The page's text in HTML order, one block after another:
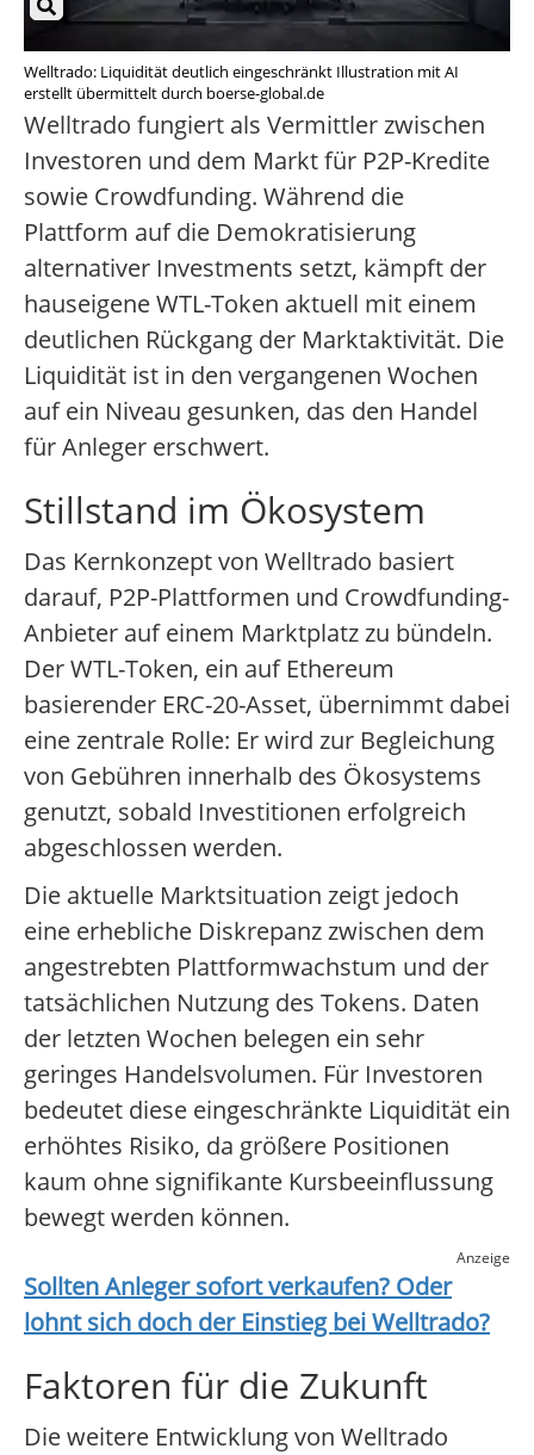
Welltrado: Liquidität deutlich eingeschränkt Illustration mit AI
erstellt übermittelt durch boerse-global.de
Welltrado fungiert als Vermittler zwischen
Investoren und dem Markt für P2P-Kredite
sowie Crowdfunding. Während die
Plattform auf die Demokratisierung
alternativer Investments setzt, kämpft der
hauseigene WTL-Token aktuell mit einem
deutlichen Rückgang der Marktaktivität. Die
Liquidität ist in den vergangenen Wochen
auf ein Niveau gesunken, das den Handel
für Anleger erschwert.
Stillstand im Ökosystem
Das Kernkonzept von Welltrado basiert
darauf, P2P-Plattformen und Crowdfunding-
Anbieter auf einem Marktplatz zu bündeln.
Der WTL-Token, ein auf Ethereum
basierender ERC-20-Asset, übernimmt dabei
eine zentrale Rolle: Er wird zur Begleichung
von Gebühren innerhalb des Ökosystems
genutzt, sobald Investitionen erfolgreich
abgeschlossen werden.
Die aktuelle Marktsituation zeigt jedoch
eine erhebliche Diskrepanz zwischen dem
angestrebten Plattformwachstum und der
tatsächlichen Nutzung des Tokens. Daten
der letzten Wochen belegen ein sehr
geringes Handelsvolumen. Für Investoren
bedeutet diese eingeschränkte Liquidität ein
erhöhtes Risiko, da größere Positionen
kaum ohne signifikante Kursbeeinflussung
bewegt werden können.
Anzeige
Sollten Anleger sofort verkaufen? Oder
lohnt sich doch der Einstieg beiWelltrado?
Faktoren für die Zukunft
Die weitere Entwicklung von Welltrado